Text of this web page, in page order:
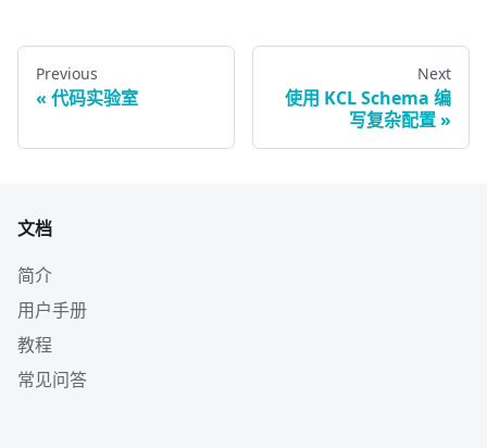
Previous
代码实验室
Next
使用 KCL Schema 编
写复杂配置
文档
简介
用户手册
教程
常见问答